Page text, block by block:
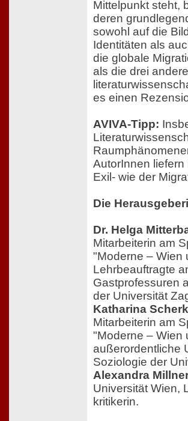
Mittelpunkt steht,
deren
sowohl auf die
Identitäten als
die globale
als die drei
es einen
AVIVA-Tipp:
AutorInnen
Exil- wie der
Die
Dr. Helga
Mitarbeiterin am
"Moderne – Wien
Lehrbeauftragte
Gastprofessuren
der Universität
Katharina
Mitarbeiterin am
"Moderne – Wien
außerordentliche
Soziologie der
Alexandra
Universität Wien,
kritikerin.